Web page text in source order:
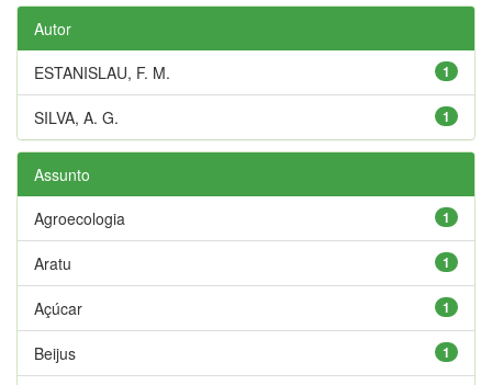
Autor
1
ESTANISLAU, F. M.
1
SILVA, A. G.
Assunto
1
Agroecologia
1
Aratu
1
Açúcar
1
Beijus